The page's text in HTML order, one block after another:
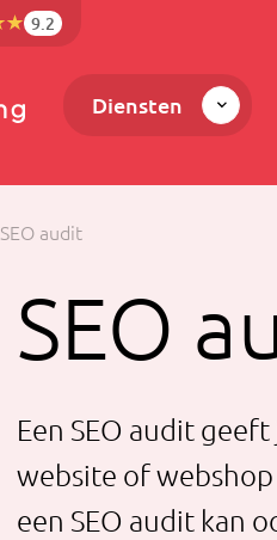
9.2
Diensten
SEO audit
SEO
Een SEO audit
website of
een SEO audit kan